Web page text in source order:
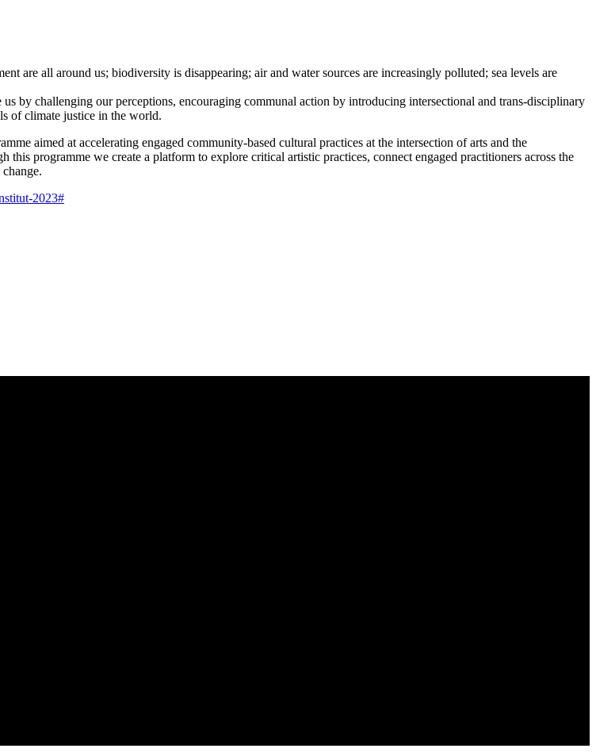
are all around us; biodiversity is disappearing; air and water sources are increasingly polluted; sea levels are
by challenging our perceptions, encouraging communal action by introducing intersectional and trans-disciplinary
of climate justice in the world.
aimed at accelerating engaged community-based cultural practices at the intersection of arts and the
programme we create a platform to explore critical artistic practices, connect engaged practitioners across the
2023#